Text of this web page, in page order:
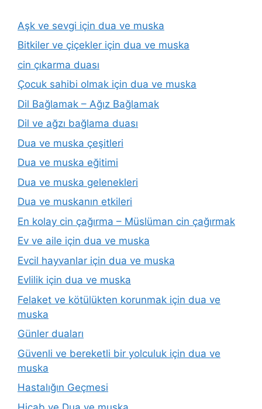
Aşk ve sevgi için dua ve muska
Bitkiler ve çiçekler için dua ve muska
cin çıkarma duası
Çocuk sahibi olmak için dua ve muska
Dil Bağlamak – Ağız Bağlamak
Dil ve ağzı bağlama duası
Dua ve muska çeşitleri
Dua ve muska eğitimi
Dua ve muska gelenekleri
Dua ve muskanın etkileri
En kolay cin çağırma – Müslüman cin çağırmak
Ev ve aile için dua ve muska
Evcil hayvanlar için dua ve muska
Evlilik için dua ve muska
Felaket ve kötülükten korunmak için dua ve
muska
Günler duaları
Güvenli ve bereketli bir yolculuk için dua ve
muska
Hastalığın Geçmesi